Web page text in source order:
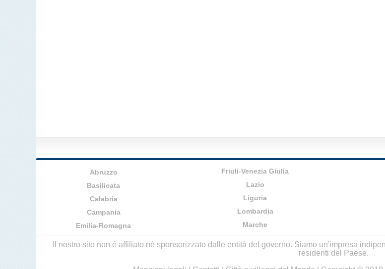
Abruzzo
Basilicata
Calabria
Campania
Emilia-Romagna
Friuli-Venezia Giulia
Lazio
Liguria
Lombardia
Marche
Il nostro sito non è affiliato né sponsorizzato dalle entità del governo. Siamo un'impresa
residenti del Paese.